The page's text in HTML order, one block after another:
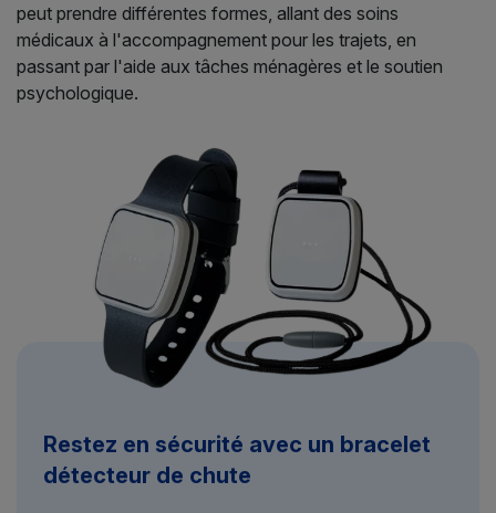
peut prendre différentes formes, allant des soins
médicaux à l'accompagnement pour les trajets, en
passant par l'aide aux tâches ménagères et le soutien
psychologique.
Restez en sécurité avec un bracelet
détecteur de chute